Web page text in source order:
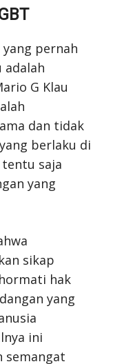
pernah
adalah
G Klau
dan tidak
berlaku di
saja
yang
sikap
hak
yang
ini
semangat